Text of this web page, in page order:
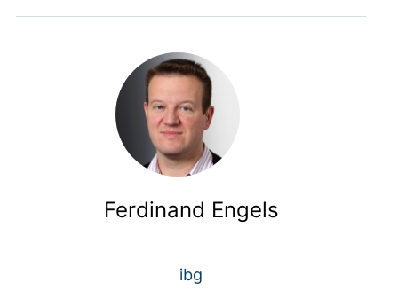
Ferdinand Engels
ibg